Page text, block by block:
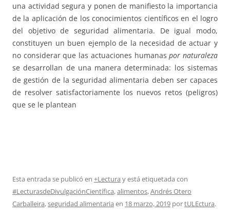
una actividad segura y ponen de manifiesto la importancia
de la aplicación de los conocimientos científicos en el logro
del objetivo de seguridad alimentaria. De igual modo,
constituyen un buen ejemplo de la necesidad de actuar y
no considerar que las actuaciones humanaspor naturaleza
se desarrollan de una manera determinada: los sistemas
de gestión de la seguridad alimentaria deben ser capaces
de resolver satisfactoriamente los nuevos retos (peligros)
que se le plantean
Esta entrada se publicó en +Lectura y está etiquetada con
#LecturasdeDivulgaciónCientífica,alimentos,Andrés Otero
Carballeira,seguridad alimentaria en 18 marzo, 2019 portULEctura.